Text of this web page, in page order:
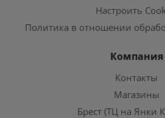
Настроить
Политика в отношении
Компания
Контакты
Магазины
Брест (ТЦ на Янки